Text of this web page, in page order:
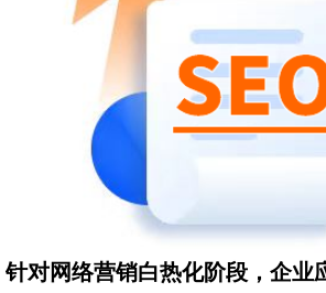
针对网络营销白热化阶段，企业